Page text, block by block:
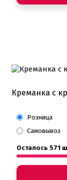
Креманка с
Розница
Самовывоз
Осталось 571